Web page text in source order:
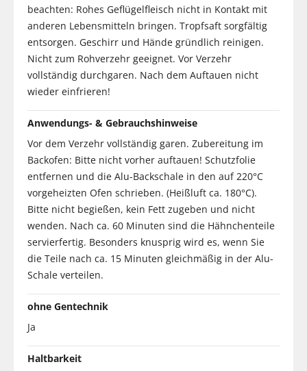
beachten: Rohes Geflügelfleisch nicht in Kontakt mit
anderen Lebensmitteln bringen. Tropfsaft sorgfältig
entsorgen. Geschirr und Hände gründlich reinigen.
Nicht zum Rohverzehr geeignet. Vor Verzehr
vollständig durchgaren. Nach dem Auftauen nicht
wieder einfrieren!
Anwendungs- & Gebrauchshinweise
Vor dem Verzehr vollständig garen. Zubereitung im
Backofen: Bitte nicht vorher auftauen! Schutzfolie
entfernen und die Alu-Backschale in den auf 220°C
vorgeheizten Ofen schrieben. (Heißluft ca. 180°C).
Bitte nicht begießen, kein Fett zugeben und nicht
wenden. Nach ca. 60 Minuten sind die Hähnchenteile
servierfertig. Besonders knusprig wird es, wenn Sie
die Teile nach ca. 15 Minuten gleichmäßig in der Alu-
Schale verteilen.
ohne Gentechnik
Ja
Haltbarkeit